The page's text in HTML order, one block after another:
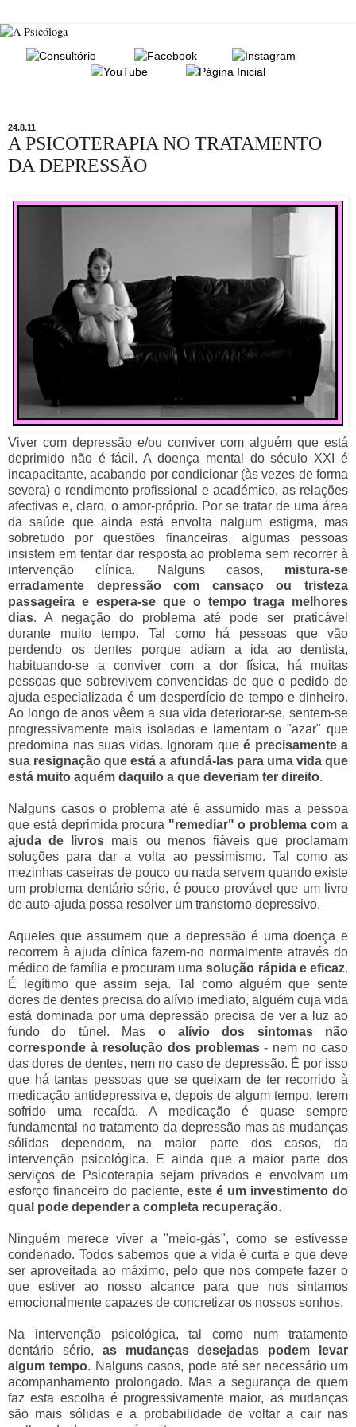
24.8.11
A PSICOTERAPIA NO TRATAMENTO
DA DEPRESSÃO
Viver com depressão e/ou conviver com alguém que está
deprimido não é fácil. A doença mental do século XXI é
incapacitante, acabando por condicionar (às vezes de forma
severa) o rendimento profissional e académico, as relações
afectivas e, claro, o amor-próprio. Por se tratar de uma área
da saúde que ainda está envolta nalgum estigma, mas
sobretudo por questões financeiras, algumas pessoas
insistem em tentar dar resposta ao problema sem recorrer à
intervenção clínica. Nalguns casos, mistura-se
erradamente depressão com cansaço ou tristeza
passageira e espera-se que o tempo traga melhores
dias. A negação do problema até pode ser praticável
durante muito tempo. Tal como há pessoas que vão
perdendo os dentes porque adiam a ida ao dentista,
habituando-se a conviver com a dor física, há muitas
pessoas que sobrevivem convencidas de que o pedido de
ajuda especializada é um desperdício de tempo e dinheiro.
Ao longo de anos vêem a sua vida deteriorar-se, sentem-se
progressivamente mais isoladas e lamentam o "azar" que
predomina nas suas vidas. Ignoram que é precisamente a
sua resignação que está a afundá-las para uma vida que
está muito aquém daquilo a que deveriam ter direito.
Nalguns casos o problema até é assumido mas a pessoa
que está deprimida procura "remediar" o problema com a
ajuda de livros mais ou menos fiáveis que proclamam
soluções para dar a volta ao pessimismo. Tal como as
mezinhas caseiras de pouco ou nada servem quando existe
um problema dentário sério, é pouco provável que um livro
de auto-ajuda possa resolver um transtorno depressivo.
Aqueles que assumem que a depressão é uma doença e
recorrem à ajuda clínica fazem-no normalmente através do
médico de família e procuram umasolução rápida e eficaz.
É legítimo que assim seja. Tal como alguém que sente
dores de dentes precisa do alívio imediato, alguém cuja vida
está dominada por uma depressão precisa de ver a luz ao
fundo do túnel. Mas o alívio dos sintomas não
corresponde à resolução dos problemas- nem no caso
das dores de dentes, nem no caso de depressão. É por isso
que há tantas pessoas que se queixam de ter recorrido à
medicação antidepressiva e, depois de algum tempo, terem
sofrido uma recaída. A medicação é quase sempre
fundamental no tratamento da depressão mas as mudanças
sólidas dependem, na maior parte dos casos, da
intervenção psicológica. E ainda que a maior parte dos
serviços de Psicoterapia sejam privados e envolvam um
esforço financeiro do paciente, este é um investimento do
qual pode depender a completa recuperação.
Ninguém merece viver a "meio-gás", como se estivesse
condenado. Todos sabemos que a vida é curta e que deve
ser aproveitada ao máximo, pelo que nos compete fazer o
que estiver ao nosso alcance para que nos sintamos
emocionalmente capazes de concretizar os nossos sonhos.
Na intervenção psicológica, tal como num tratamento
dentário sério, as mudanças desejadas podem levar
algum tempo. Nalguns casos, pode até ser necessário um
acompanhamento prolongado. Mas a segurança de quem
faz esta escolha é progressivamente maior, as mudanças
são mais sólidas e a probabilidade de voltar a cair nas